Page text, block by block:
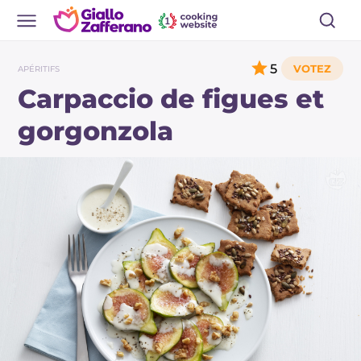
APÉRITIFS
Carpaccio de figues et
gorgonzola
5